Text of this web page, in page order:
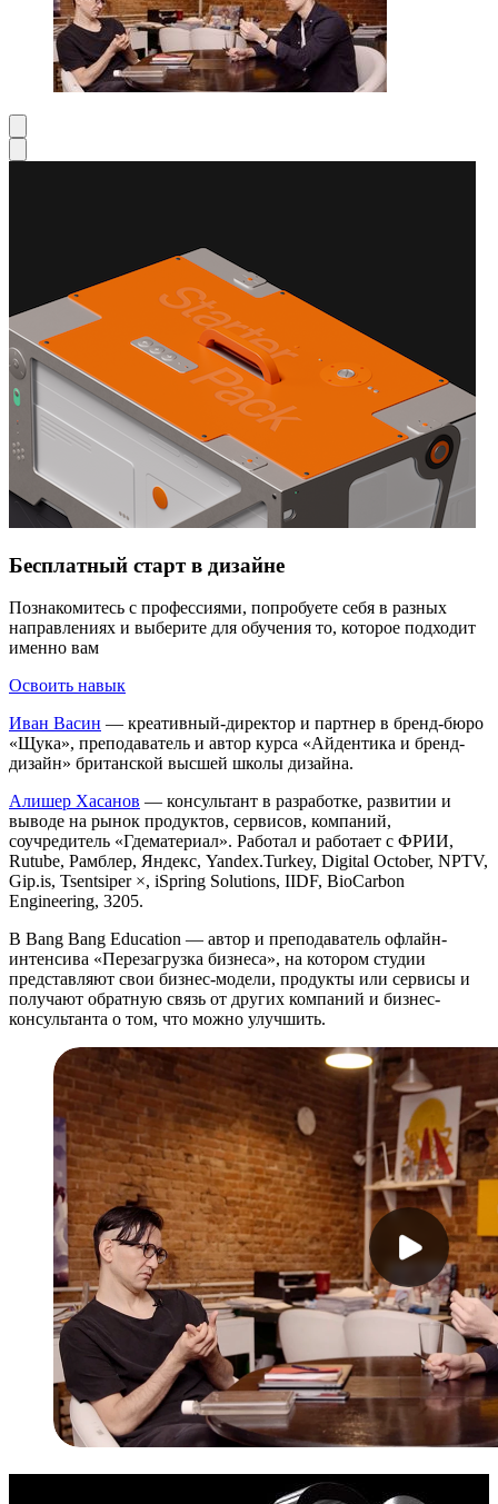
Бесплатный старт в дизайне
Познакомитесь с профессиями, попробуете себя в разных
направлениях и выберите для обучения то, которое подходит
именно вам
Освоить навык
Иван Васин — креативный-директор и партнер в бренд-бюро
«Щука», преподаватель и автор курса «Айдентика и бренд-
дизайн» британской высшей школы дизайна.
Алишер Хасанов — консультант в разработке, развитии и
выводе на рынок продуктов, сервисов, компаний,
соучредитель «Гдематериал». Работал и работает с ФРИИ,
Rutube, Рамблер, Яндекс, Yandex.Turkey, Digital October, NPTV,
Gip.is, Tsentsiper ×, iSpring Solutions, IIDF, BioCarbon
Engineering, 3205.
В Bang Bang Education — автор и преподаватель офлайн-
интенсива «Перезагрузка бизнеса», на котором студии
представляют свои бизнес-модели, продукты или сервисы и
получают обратную связь от других компаний и бизнес-
консультанта о том, что можно улучшить.